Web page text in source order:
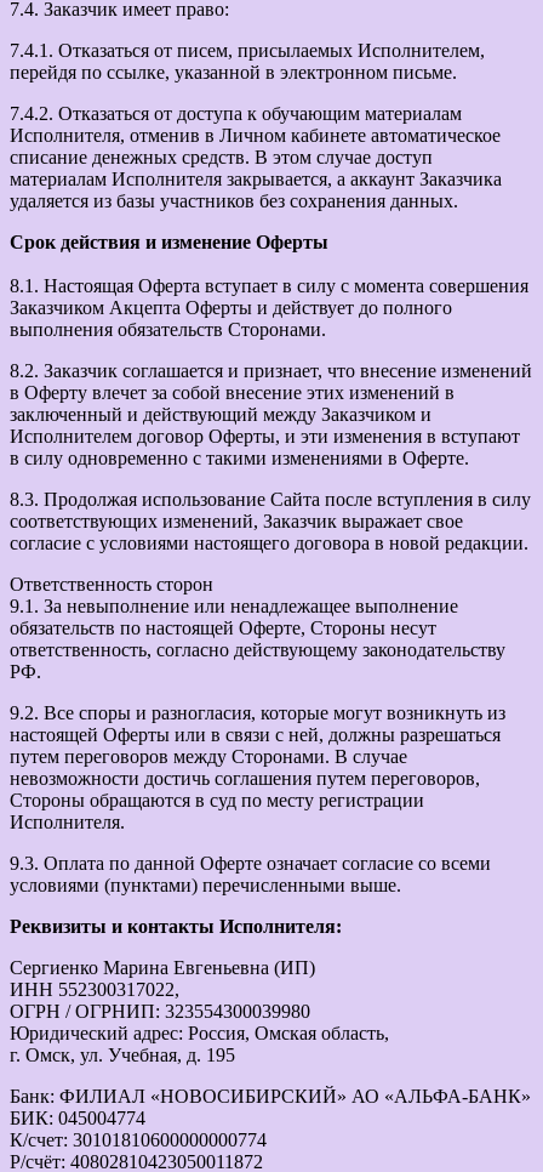
7.4. Заказчик имеет право:
7.4.1. Отказаться от писем, присылаемых Исполнителем,
перейдя по ссылке, указанной в электронном письме.
7.4.2. Отказаться от доступа к обучающим материалам
Исполнителя, отменив в Личном кабинете автоматическое
списание денежных средств. В этом случае доступ
материалам Исполнителя закрывается, а аккаунт Заказчика
удаляется из базы участников без сохранения данных.
Срок действия и изменение Оферты
8.1. Настоящая Оферта вступает в силу с момента совершения
Заказчиком Акцепта Оферты и действует до полного
выполнения обязательств Сторонами.
8.2. Заказчик соглашается и признает, что внесение изменений
в Оферту влечет за собой внесение этих изменений в
заключенный и действующий между Заказчиком и
Исполнителем договор Оферты, и эти изменения в вступают
в силу одновременно с такими изменениями в Оферте.
8.3. Продолжая использование Сайта после вступления в силу
соответствующих изменений, Заказчик выражает свое
согласие с условиями настоящего договора в новой редакции.
Ответственность сторон
9.1. За невыполнение или ненадлежащее выполнение
обязательств по настоящей Оферте, Стороны несут
ответственность, согласно действующему законодательству
РФ.
9.2. Все споры и разногласия, которые могут возникнуть из
настоящей Оферты или в связи с ней, должны разрешаться
путем переговоров между Сторонами. В случае
невозможности достичь соглашения путем переговоров,
Стороны обращаются в суд по месту регистрации
Исполнителя.
9.3. Оплата по данной Оферте означает согласие со всеми
условиями (пунктами) перечисленными выше.
Реквизиты и контакты Исполнителя:
Сергиенко Марина Евгеньевна (ИП)
ИНН 552300317022,
ОГРН / ОГРНИП: 323554300039980
Юридический адрес: Россия, Омская область,
г. Омск, ул. Учебная, д. 195
Банк: ФИЛИАЛ «НОВОСИБИРСКИЙ» АО «АЛЬФА-БАНК»
БИК: 045004774
К/счет: 30101810600000000774
Р/счёт: 40802810423050011872